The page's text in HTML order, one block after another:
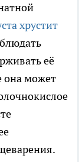
хрустит
её
она может